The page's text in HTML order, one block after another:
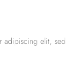
adipiscing elit, sed